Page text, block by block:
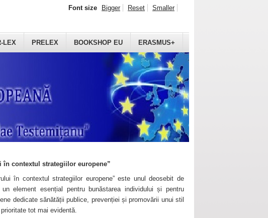
LEX PRELEX BOOKSHOP EU ERASMUS+
Font size Bigger Reset Smaller
în contextul strategiilor europene”
în contextul strategiilor europene” este unul deosebit de
element esențial pentru bunăstarea individului și pentru
dedicate sănătății publice, prevenției și promovării unui stil
tot mai evidentă.